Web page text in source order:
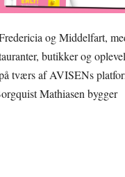
og Middelfart,
butikker og
tværs af AVISENs
Mathiasen bygger